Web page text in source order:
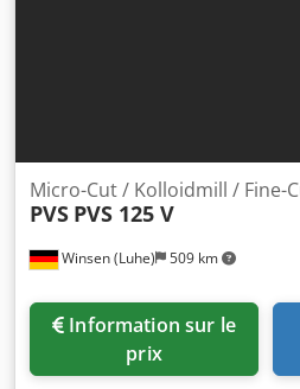
Winsen (Luhe) 509 km
Micro-Cut / Kolloidmill / Fine-
PVS PVS 125 V
prix